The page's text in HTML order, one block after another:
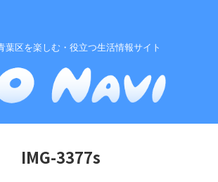
葉区を楽しむ・役立つ生活情報サイト
IMG-3377s